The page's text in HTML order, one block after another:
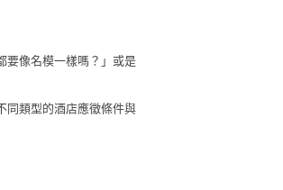
要像名模一樣嗎？」或是
同類型的酒店應徵條件與